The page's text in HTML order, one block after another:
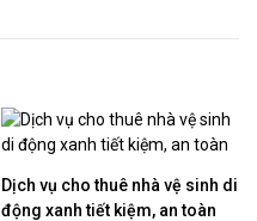
Dịch vụ cho thuê nhà vệ sinh di
động xanh tiết kiệm, an toàn